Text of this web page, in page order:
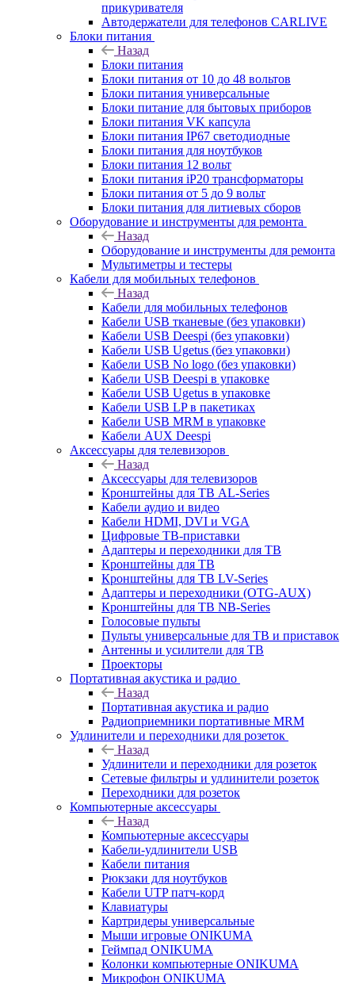
прикуривателя
Автодержатели для телефонов CARLIVE
Блоки питания
Назад
Блоки питания
Блоки питания от 10 до 48 вольтов
Блоки питания универсальные
Блоки питание для бытовых приборов
Блоки питания VK капсула
Блоки питания IP67 светодиодные
Блоки питания для ноутбуков
Блоки питания 12 вольт
Блоки питания iP20 трансформаторы
Блоки питания от 5 до 9 вольт
Блоки питания для литиевых сборов
Оборудование и инструменты для ремонта
Назад
Оборудование и инструменты для ремонта
Мультиметры и тестеры
Кабели для мобильных телефонов
Назад
Кабели для мобильных телефонов
Кабели USB тканевые (без упаковки)
Кабели USB Deespi (без упаковки)
Кабели USB Ugetus (без упаковки)
Кабели USB No logo (без упаковки)
Кабели USB Deespi в упаковке
Кабели USB Ugetus в упаковке
Кабели USB LP в пакетиках
Кабели USB MRM в упаковке
Кабели AUX Deespi
Аксессуары для телевизоров
Назад
Аксессуары для телевизоров
Кронштейны для ТВ AL-Series
Кабели аудио и видео
Кабели HDMI, DVI и VGA
Цифровые ТВ-приставки
Адаптеры и переходники для ТВ
Кронштейны для ТВ
Кронштейны для ТВ LV-Series
Адаптеры и переходники (OTG-AUX)
Кронштейны для ТВ NB-Series
Голосовые пульты
Пульты универсальные для ТВ и приставок
Антенны и усилители для ТВ
Проекторы
Портативная акустика и радио
Назад
Портативная акустика и радио
Радиоприемники портативные MRM
Удлинители и переходники для розеток
Назад
Удлинители и переходники для розеток
Сетевые фильтры и удлинители розеток
Переходники для розеток
Компьютерные аксессуары
Назад
Компьютерные аксессуары
Кабели-удлинители USB
Кабели питания
Рюкзаки для ноутбуков
Кабели UTP патч-корд
Клавиатуры
Картридеры универсальные
Мыши игровые ONIKUMA
Геймпад ONIKUMA
Колонки компьютерные ONIKUMA
Микрофон ONIKUMA